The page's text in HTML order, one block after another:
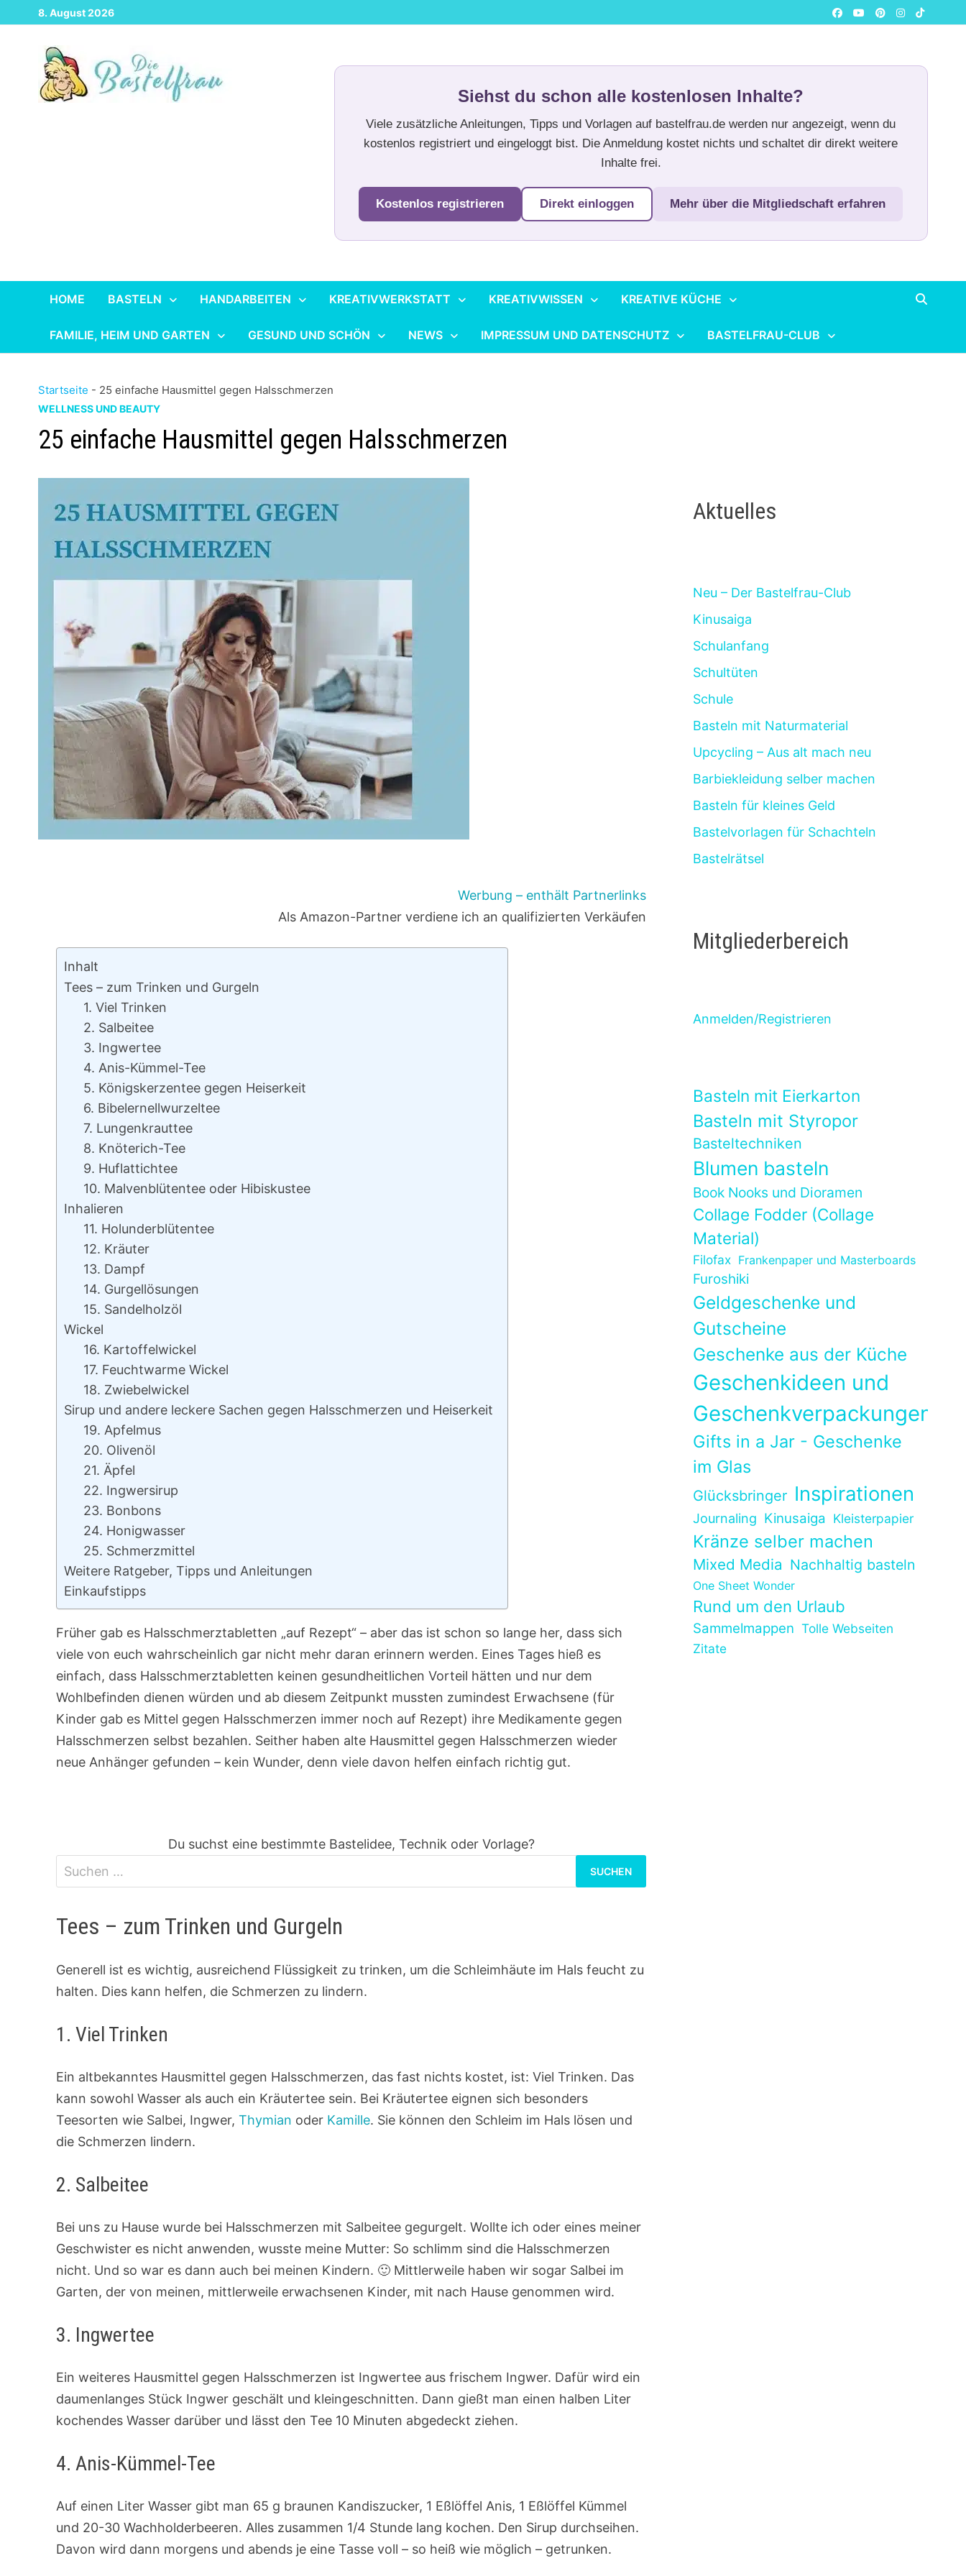
Zurück
zum
8. August 2026
Siehst du schon alle kostenlosen Inhalte?
Viele zusätzliche Anleitungen, Tipps und Vorlagen auf bastelfrau.de werden nur angezeigt, wenn du
kostenlos registriert und eingeloggt bist. Die Anmeldung kostet nichts und schaltet dir direkt weitere
Inhalte frei.
Kostenlos registrieren Direkt einloggen Mehr über die Mitgliedschaft erfahren
HOME BASTELN HANDARBEITEN KREATIVWERKSTATT KREATIVWISSEN KREATIVE KÜCHE
FAMILIE, HEIM UND GARTEN GESUND UND SCHÖN NEWS IMPRESSUM UND DATENSCHUTZ BASTELFRAU-CLUB
Startseite - 25 einfache Hausmittel gegen Halsschmerzen
WELLNESS UND BEAUTY
25 einfache Hausmittel gegen Halsschmerzen
Werbung – enthält Partnerlinks
Als Amazon-Partner verdiene ich an qualifizierten Verkäufen
Inhalt
Tees – zum Trinken und Gurgeln
1. Viel Trinken
2. Salbeitee
3. Ingwertee
4. Anis-Kümmel-Tee
5. Königskerzentee gegen Heiserkeit
6. Bibelernellwurzeltee
7. Lungenkrauttee
8. Knöterich-Tee
9. Huflattichtee
10. Malvenblütentee oder Hibiskustee
Inhalieren
11. Holunderblütentee
12. Kräuter
13. Dampf
14. Gurgellösungen
15. Sandelholzöl
Wickel
16. Kartoffelwickel
17. Feuchtwarme Wickel
18. Zwiebelwickel
Sirup und andere leckere Sachen gegen Halsschmerzen und Heiserkeit
19. Apfelmus
20. Olivenöl
21. Äpfel
22. Ingwersirup
23. Bonbons
24. Honigwasser
25. Schmerzmittel
Weitere Ratgeber, Tipps und Anleitungen
Einkaufstipps
Früher gab es Halsschmerztabletten „auf Rezept“ – aber das ist schon so lange her, dass sich
viele von euch wahrscheinlich gar nicht mehr daran erinnern werden. Eines Tages hieß es
einfach, dass Halsschmerztabletten keinen gesundheitlichen Vorteil hätten und nur dem
Wohlbefinden dienen würden und ab diesem Zeitpunkt mussten zumindest Erwachsene (für
Kinder gab es Mittel gegen Halsschmerzen immer noch auf Rezept) ihre Medikamente gegen
Halsschmerzen selbst bezahlen. Seither haben alte Hausmittel gegen Halsschmerzen wieder
neue Anhänger gefunden – kein Wunder, denn viele davon helfen einfach richtig gut.
Du suchst eine bestimmte Bastelidee, Technik oder Vorlage?
nach:
Tees – zum Trinken und Gurgeln
Generell ist es wichtig, ausreichend Flüssigkeit zu trinken, um die Schleimhäute im Hals feucht zu
halten. Dies kann helfen, die Schmerzen zu lindern.
1. Viel Trinken
Ein altbekanntes Hausmittel gegen Halsschmerzen, das fast nichts kostet, ist: Viel Trinken. Das
kann sowohl Wasser als auch ein Kräutertee sein. Bei Kräutertee eignen sich besonders
Teesorten wie Salbei, Ingwer,Thymian oder Kamille. Sie können den Schleim im Hals lösen und
die Schmerzen lindern.
2. Salbeitee
Bei uns zu Hause wurde bei Halsschmerzen mit Salbeitee gegurgelt. Wollte ich oder eines meiner
Geschwister es nicht anwenden, wusste meine Mutter: So schlimm sind die Halsschmerzen
nicht. Und so war es dann auch bei meinen Kindern. 🙂 Mittlerweile haben wir sogar Salbei im
Garten, der von meinen, mittlerweile erwachsenen Kinder, mit nach Hause genommen wird.
3. Ingwertee
Ein weiteres Hausmittel gegen Halsschmerzen ist Ingwertee aus frischem Ingwer. Dafür wird ein
daumenlanges Stück Ingwer geschält und kleingeschnitten. Dann gießt man einen halben Liter
kochendes Wasser darüber und lässt den Tee 10 Minuten abgedeckt ziehen.
4. Anis-Kümmel-Tee
Auf einen Liter Wasser gibt man 65 g braunen Kandiszucker, 1 Eßlöffel Anis, 1 Eßlöffel Kümmel
und 20-30 Wachholderbeeren. Alles zusammen 1/4 Stunde lang kochen. Den Sirup durchseihen.
Davon wird dann morgens und abends je eine Tasse voll – so heiß wie möglich – getrunken.
Aktuelles
Neu – Der Bastelfrau-Club
Kinusaiga
Schulanfang
Schultüten
Schule
Basteln mit Naturmaterial
Upcycling – Aus alt mach neu
Barbiekleidung selber machen
Basteln für kleines Geld
Bastelvorlagen für Schachteln
Bastelrätsel
Mitgliederbereich
Anmelden/Registrieren
Basteln mit Eierkarton
Basteln mit Styropor
Basteltechniken
Blumen basteln
Book Nooks und Dioramen
Collage Fodder (Collage
Material)
Filofax Frankenpaper und Masterboards
Furoshiki
Geldgeschenke und
Gutscheine
Geschenke aus der Küche
Geschenkideen und
Geschenkverpackungen
Gifts in a Jar - Geschenke
im Glas
Glücksbringer Inspirationen
Journaling Kinusaiga Kleisterpapier
Kränze selber machen
Mixed Media Nachhaltig basteln
One Sheet Wonder
Rund um den Urlaub
Sammelmappen Tolle Webseiten
Zitate